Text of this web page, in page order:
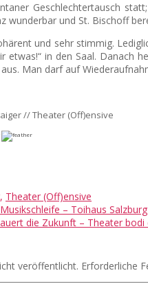
Geschlechtertausch
wunderbar und St. Bischoff
und sehr stimmig.
etwas!“ in den Saal. Danach
Man darf auf
// Theater (Off)ensive
, Theater (Off)ensive
– Toihaus Salzburg
die Zukunft – Theater bodi
veröffentlicht. Erforderliche